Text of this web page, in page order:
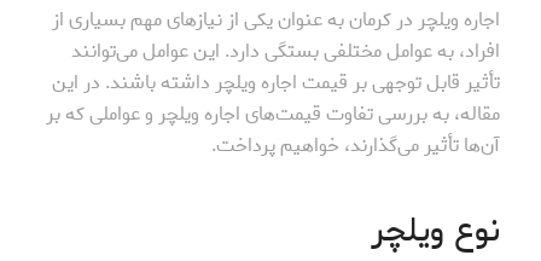
اجاره ویلچر در کرمان به عنوان یکی از نیازهای مهم بسیاری از
افراد، به عوامل مختلفی بستگی دارد. این عوامل می‌توانند
تأثیر قابل توجهی بر قیمت اجاره ویلچر داشته باشند. در این
مقاله، به بررسی تفاوت قیمت‌های اجاره ویلچر و عواملی که بر
آن‌ها تأثیر می‌گذارند، خواهیم پرداخت.
نوع ویلچر